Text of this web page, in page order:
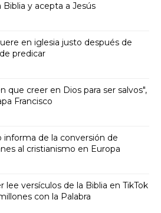
Biblia y acepta a Jesús
en iglesia justo después de
predicar
que creer en Dios para ser salvos",
Francisco
informa de la conversión de
al cristianismo en Europa
lee versículos de la Biblia en TikTok
con la Palabra